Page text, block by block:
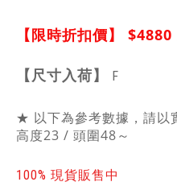
【限時折扣價】
【 尺寸入荷】 F
★ 以下為參考數據，請以
高度23 / 頭圍48～
100% 現貨販售中